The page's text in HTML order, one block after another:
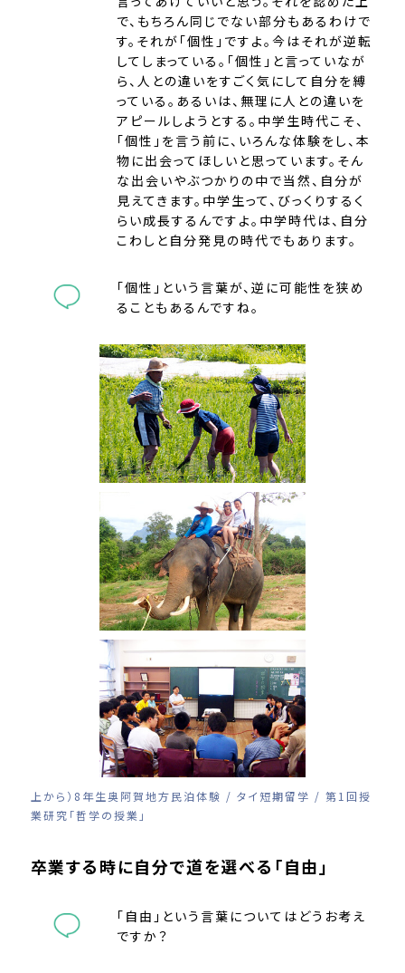
で、もちろん同じでない部分もあるわけで
す。それが「個性」ですよ。今はそれが逆転
してしまっている。「個性」と言っていなが
ら、人との違いをすごく気にして自分を縛
っている。あるいは、無理に人との違いを
アピールしようとする。中学生時代こそ、
「個性」を言う前に、いろんな体験をし、本
物に出会ってほしいと思っています。そん
な出会いやぶつかりの中で当然、自分が
見えてきます。中学生って、びっくりするく
らい成長するんですよ。中学時代は、自分
こわしと自分発見の時代でもあります。
「個性」という言葉が、逆に可能性を狭め
ることもあるんですね。
上から）8年生奥阿賀地方民泊体験 / タイ短期留学 / 第1回授
業研究「哲学の授業」
卒業する時に自分で道を選べる「自由」
「自由」という言葉についてはどうお考え
ですか？